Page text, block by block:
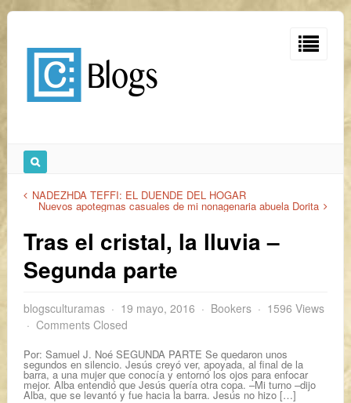
NADEZHDA TEFFI: EL DUENDE DEL HOGAR
Nuevos apotegmas casuales de mi nonagenaria abuela Dorita
Tras el cristal, la lluvia –
Segunda parte
blogsculturamas 19 mayo, 2016 Bookers
1596 Views
Comments Closed
Por: Samuel J. Noé SEGUNDA PARTE Se quedaron unos
segundos en silencio. Jesús creyó ver, apoyada, al final de la
barra, a una mujer que conocía y entornó los ojos para enfocar
mejor. Alba entendió que Jesús quería otra copa. –Mi turno –dijo
Alba, que se levantó y fue hacia la barra. Jesús no hizo […]